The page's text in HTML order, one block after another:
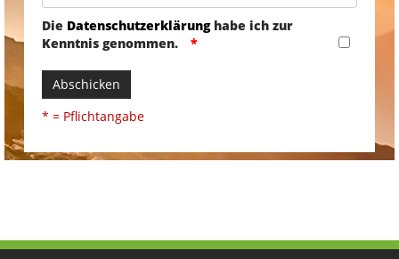
Die Datenschutzerklärunghabe ich zur
Kenntnis genommen.
Abschicken
* = Pflichtangabe